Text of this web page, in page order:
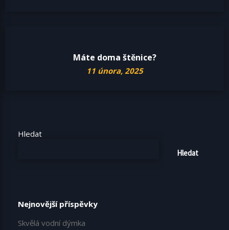
Máte doma štěnice?
11 února, 2025
Hledat
Hledat
Nejnovější příspěvky
Skvělá vodní dýmka